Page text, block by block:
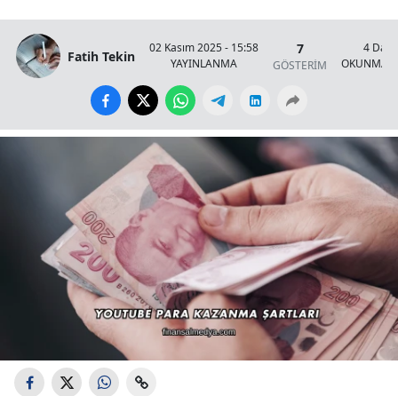
Fatih Tekin
02 Kasım 2025 - 15:58
YAYINLANMA
7
GÖSTERİM
4
OKUNMA